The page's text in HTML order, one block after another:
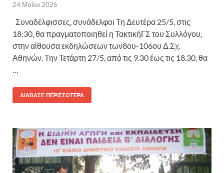
24 Μαΐου 2026
Συναδέλφισσες, συνάδελφοι Τη Δευτέρα 25/5, στις
18:30, θα πραγματοποιηθεί η ΤακτικήΓΣ του Συλλόγου,
στην αίθουσα εκδηλώσεων των8ου-106ου Δ.Σχ.
Αθηνών. Την Τετάρτη 27/5, από τις 9.30 έως τις 18.30, θα
…
ΔΙΆΒΑΣΕ ΠΕΡΙΣΣΌΤΕΡΑ